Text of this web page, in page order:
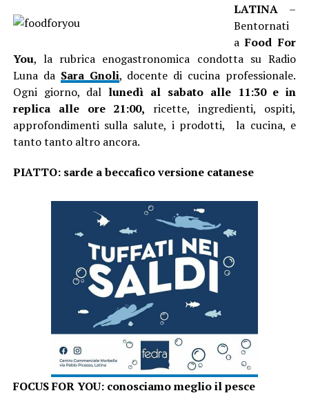
LATINA–
Bentornati
aFood For
You, la rubrica enogastronomica condotta su Radio
Luna da Sara Gnoli, docente di cucina professionale.
Ogni giorno, dal lunedì al sabato alle 11:30 e in
replica alle ore 21:00, ricette, ingredienti, ospiti,
approfondimenti sulla salute, i prodotti, la cucina, e
tanto tanto altro ancora.
PIATTO: sarde a beccafico versione catanese
FOCUS FOR YOU: conosciamo meglio il pesce